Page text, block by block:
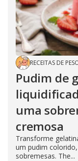
RECEITAS DE
Pudim de
uma
cremosa
Transforme
um pudim
sobremesas. The...